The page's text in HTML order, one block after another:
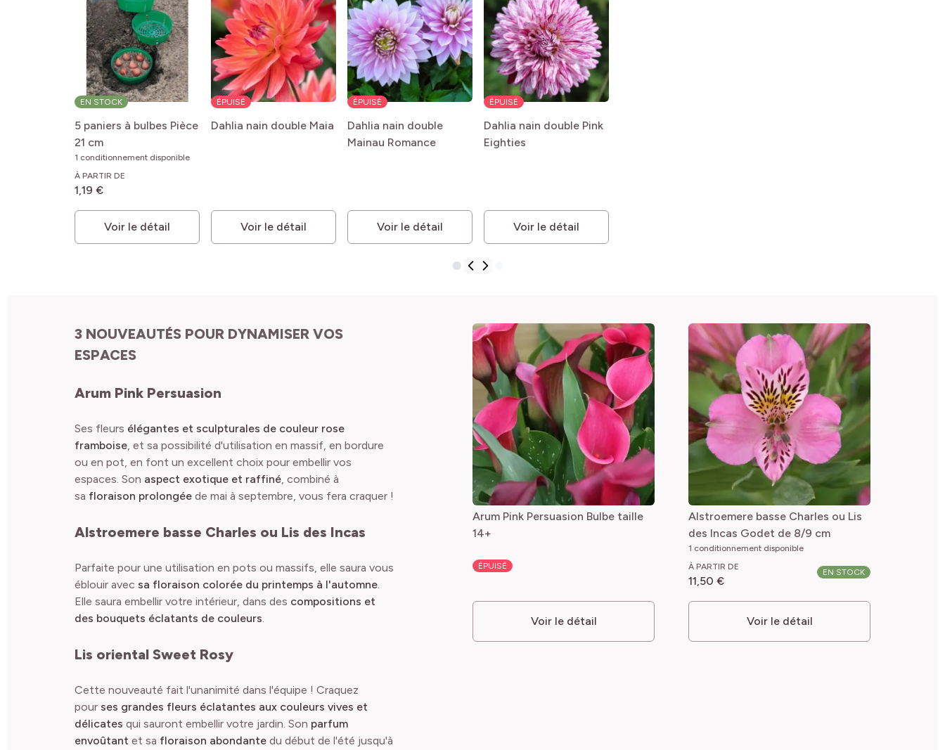
EN STOCK
5 paniers à bulbes Pièce
21 cm
1 conditionnement disponible
À PARTIR DE
1,19 €
Voir le détail
ÉPUISÉ
Dahlia nain double Maia
Voir le détail
ÉPUISÉ
Dahlia nain double
Mainau Romance
Voir le détail
ÉPUISÉ
Dahlia nain double Pink
Eighties
Voir le détail
3 NOUVEAUTÉS POUR DYNAMISER VOS
ESPACES
Arum Pink Persuasion
Ses fleurs élégantes et sculpturales de couleur rose
framboise, et sa possibilité d'utilisation en massif, en bordure
ou en pot, en font un excellent choix pour embellir vos
espaces. Son aspect exotique et raffiné, combiné à
sa floraison prolongée de mai à septembre, vous fera craquer !
Alstroemere basse Charles ou Lis des Incas
Parfaite pour une utilisation en pots ou massifs, elle saura vous
éblouir avec sa floraison colorée du printemps à l'automne.
Elle saura embellir votre intérieur, dans des compositions et
des bouquets éclatants de couleurs.
Lis oriental Sweet Rosy
Cette nouveauté fait l'unanimité dans l'équipe ! Craquez
pour ses grandes fleurs éclatantes aux couleurs vives et
délicates qui sauront embellir votre jardin. Son parfum
envoûtant et sa floraison abondante du début de l'été jusqu'à
Arum Pink Persuasion Bulbe taille
14+
ÉPUISÉ
Voir le détail
Alstroemere basse Charles ou Lis
des Incas Godet de 8/9 cm
1 conditionnement disponible
À PARTIR DE
11,50 €
EN STOCK
Voir le détail